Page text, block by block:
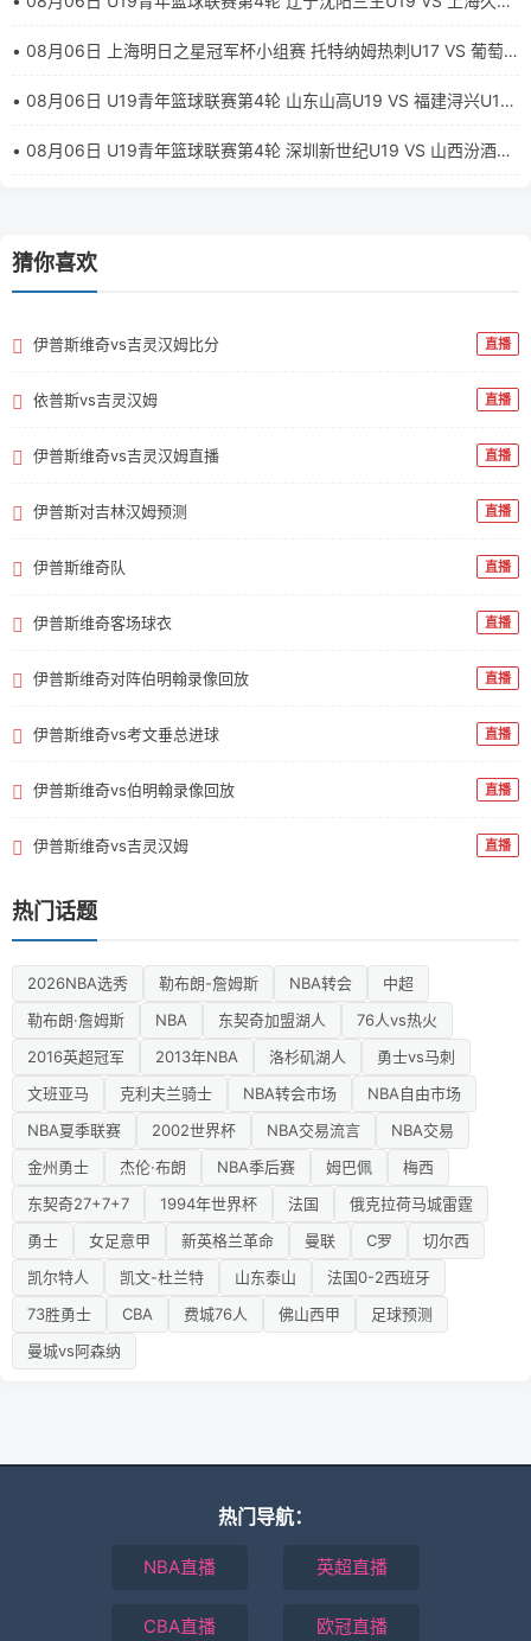
• 08月06日 上海明日之星冠军杯小组赛 托特纳姆热刺U17 VS 葡萄
• 08月06日 U19青年篮球联赛第4轮 山东山高U19 VS 福建浔兴U19
• 08月06日 U19青年篮球联赛第4轮 深圳新世纪U19 VS 山西汾酒
猜你喜欢
伊普斯维奇vs吉灵汉姆比分 直播
依普斯vs吉灵汉姆 直播
伊普斯维奇vs吉灵汉姆直播 直播
伊普斯对吉林汉姆预测 直播
伊普斯维奇队 直播
伊普斯维奇客场球衣 直播
伊普斯维奇对阵伯明翰录像回放 直播
伊普斯维奇vs考文垂总进球 直播
伊普斯维奇vs伯明翰录像回放 直播
伊普斯维奇vs吉灵汉姆 直播
热门话题
2026NBA选秀 勒布朗-詹姆斯 NBA转会
中超
勒布朗·詹姆斯
NBA 东契奇加盟湖人
76人vs热火
2016英超冠军
2013年NBA 洛杉矶湖人
勇士vs马刺
文班亚马
克利夫兰骑士 NBA转会市场
NBA自由市场
NBA夏季联赛
2002世界杯 NBA交易流言
NBA交易
金州勇士
杰伦·布朗 NBA季后赛 姆巴佩
梅西
东契奇27+7+7
1994年世界杯 法国
俄克拉荷马城雷霆
勇士
女足意甲 新英格兰革命 曼联 C罗
切尔西
凯尔特人
凯文-杜兰特 山东泰山
法国0-2西班牙
73胜勇士
CBA 费城76人 佛山西甲
足球预测
曼城vs阿森纳
热门导航：
NBA直播 英超直播
CBA直播 欧冠直播